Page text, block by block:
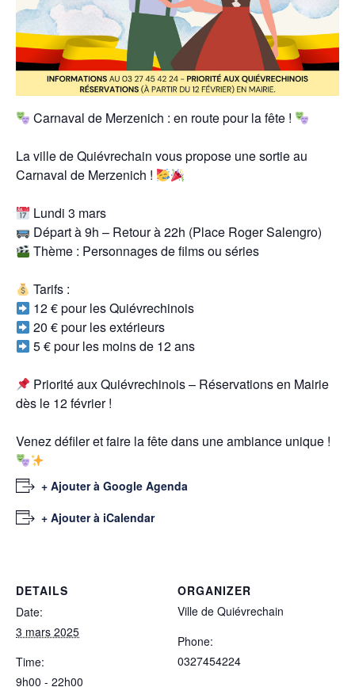
Carnaval de Merzenich : en route pour la fête !
La ville de Quiévrechain vous propose une sortie au
Carnaval de Merzenich !
Lundi 3 mars
Départ à 9h – Retour à 22h (Place Roger Salengro)
Thème : Personnages de films ou séries
Tarifs :
12 € pour les Quiévrechinois
20 € pour les extérieurs
5 € pour les moins de 12 ans
Priorité aux Quiévrechinois – Réservations en Mairie
dès le 12 février !
Venez défiler et faire la fête dans une ambiance unique !
+ Ajouter à Google Agenda
+ Ajouter à iCalendar
DETAILS
Date:
3 mars 2025
Time:
9h00 - 22h00
ORGANIZER
Ville de Quiévrechain
Phone:
0327454224